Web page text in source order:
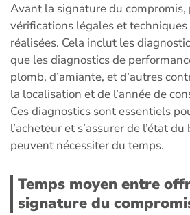
Avant la signature du compromis,
vérifications légales et
réalisées. Cela inclut les
que les diagnostics de
plomb, d’amiante, et d’autres
la localisation et de l’année de
Ces diagnostics sont essentiels
l’acheteur et s’assurer de l’état
peuvent nécessiter du temps.
Temps moyen entre
signature du